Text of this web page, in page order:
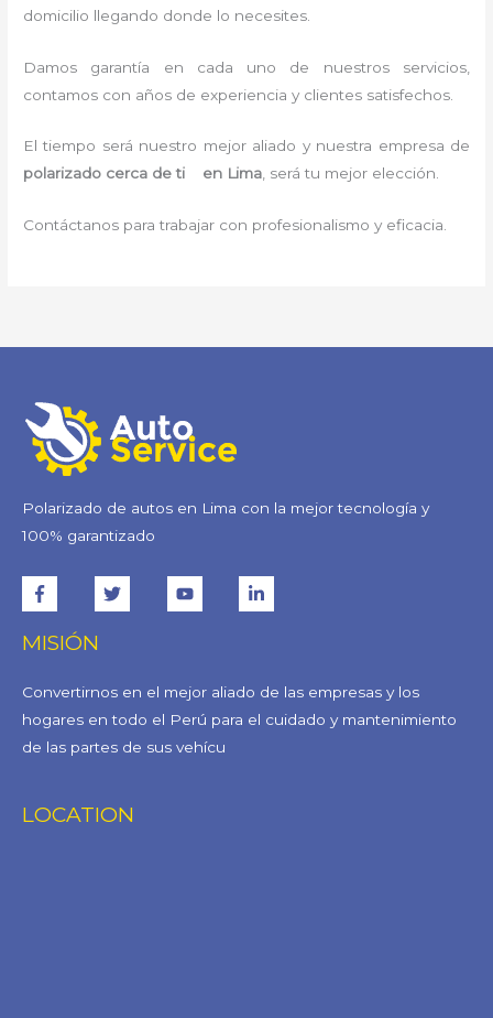
domicilio llegando donde lo necesites.
Damos garantía en cada uno de nuestros servicios,
contamos con años de experiencia y clientes satisfechos.
El tiempo será nuestro mejor aliado y nuestra empresa de
polarizado cerca de ti en Lima, será tu mejor elección.
Contáctanos para trabajar con profesionalismo y eficacia.
Polarizado de autos en Lima con la mejor tecnología y
100% garantizado
MISIÓN
Convertirnos en el mejor aliado de las empresas y los
hogares en todo el Perú para el cuidado y mantenimiento
de las partes de sus vehícu
LOCATION